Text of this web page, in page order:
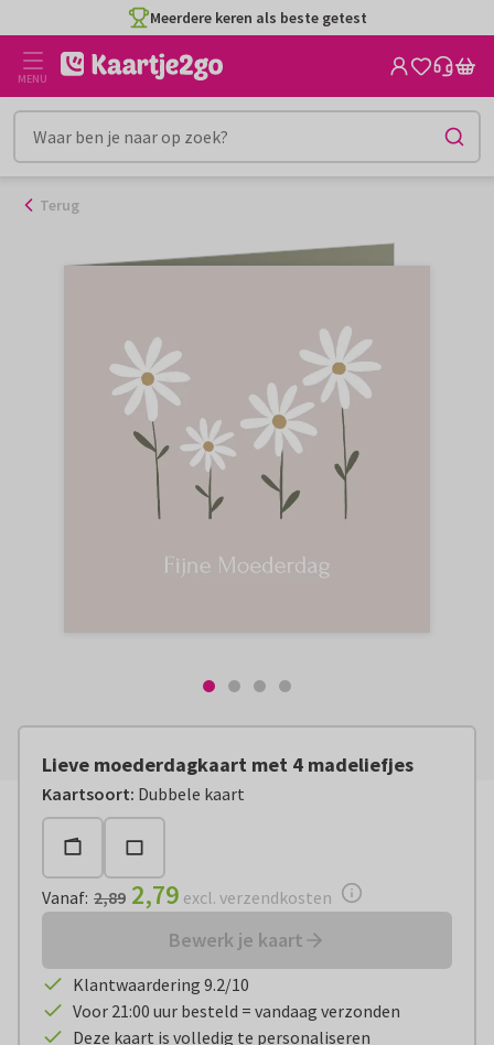
naar
inhoud
Meerdere keren als beste getest
MENU
Terug
Lieve moederdagkaart met 4 madeliefjes
Kaartsoort: Dubbele kaart
Vanaf:€ 2,79 excl. verzendkosten
Vanaf: 2,89 2,79 excl. verzendkosten
Bewerk je kaart
Klantwaardering 9.2/10
Voor 21:00 uur besteld = vandaag verzonden
Deze kaart is volledig te personaliseren